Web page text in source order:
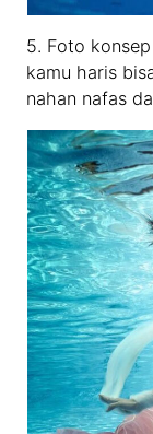
5. Foto
kamu haris
nahan nafas